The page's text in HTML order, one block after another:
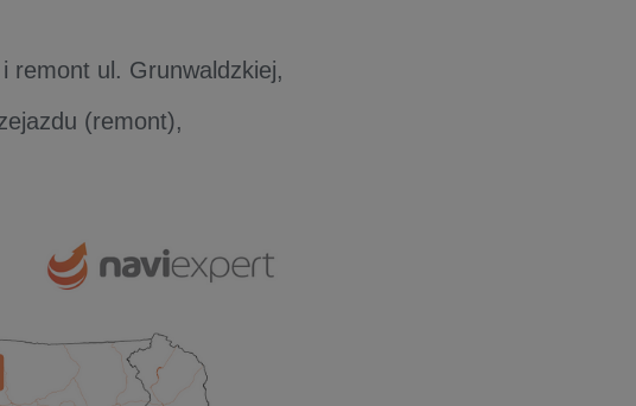
remont ul. Grunwaldzkiej,
(remont),